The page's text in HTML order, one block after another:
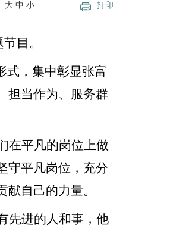
打印
大 中 小
目。
式，集中彰显张富
担当作为、服务群
在平凡的岗位上做
守平凡岗位，充分
自己的力量。
先进的人和事，他